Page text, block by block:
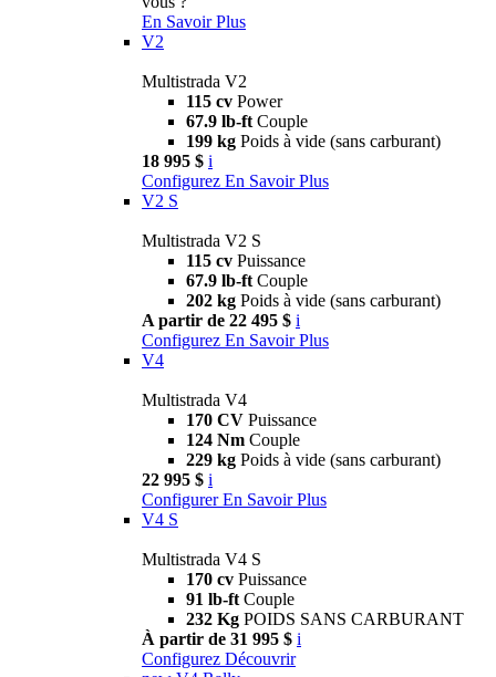
En Savoir Plus
V2
Multistrada V2
115 cv Power
67.9 lb-ft Couple
199 kg Poids à vide (sans carburant)
18 995 $ i
Configurez En Savoir Plus
V2 S
Multistrada V2 S
115 cv Puissance
67.9 lb-ft Couple
202 kg Poids à vide (sans carburant)
A partir de 22 495 $ i
Configurez En Savoir Plus
V4
Multistrada V4
170 CV Puissance
124 Nm Couple
229 kg Poids à vide (sans carburant)
22 995 $ i
Configurer En Savoir Plus
V4 S
Multistrada V4 S
170 cv Puissance
91 lb-ft Couple
232 Kg POIDS SANS CARBURANT
À partir de 31 995 $ i
Configurez Découvrir